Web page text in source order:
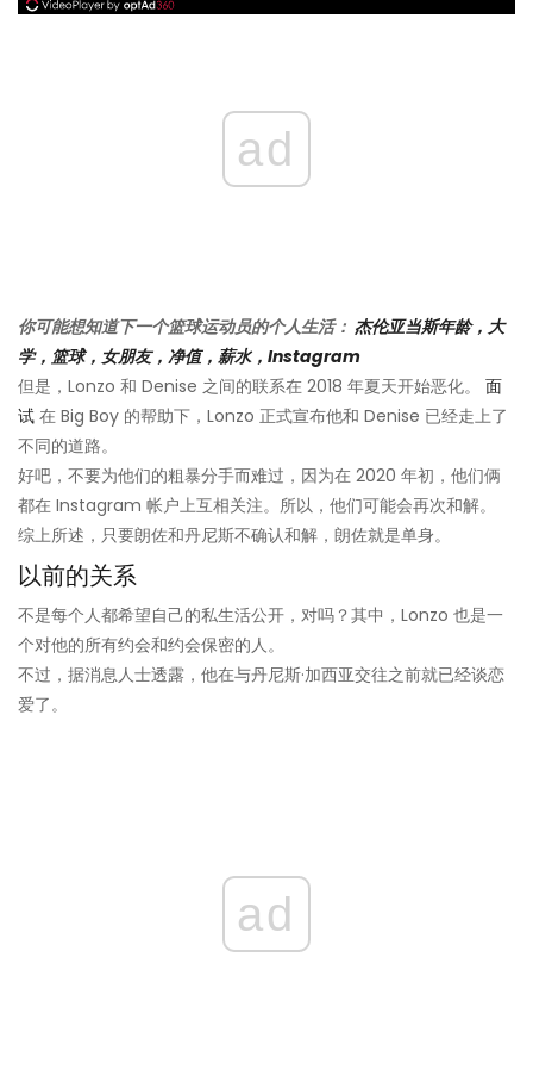
ad
你可能想知道下一个篮球运动员的个人生活： 杰伦亚当斯年龄，大
学，篮球，女朋友，净值，薪水，Instagram
但是，Lonzo 和 Denise 之间的联系在 2018 年夏天开始恶化。 面
试 在 Big Boy 的帮助下，Lonzo 正式宣布他和 Denise 已经走上了
不同的道路。
好吧，不要为他们的粗暴分手而难过，因为在 2020 年初，他们俩
都在 Instagram 帐户上互相关注。所以，他们可能会再次和解。
综上所述，只要朗佐和丹尼斯不确认和解，朗佐就是单身。
以前的关系
不是每个人都希望自己的私生活公开，对吗？其中，Lonzo 也是一
个对他的所有约会和约会保密的人。
不过，据消息人士透露，他在与丹尼斯·加西亚交往之前就已经谈恋
爱了。
ad